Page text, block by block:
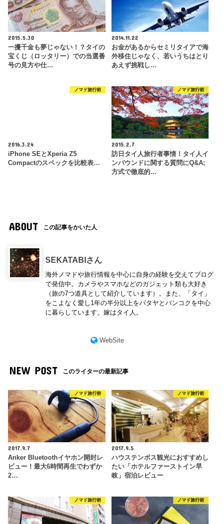
2015.5.30
一攫千金も夢じゃない！？タイの
宝くじ（ロッタリー）での当選番
号の見方や仕…
2014.11.22
お金があるからセミリタイアで海
外移住じゃなく、若いうちはとり
あえず挑戦し…
ノマド旅行術
2016.3.24
iPhone SEとXperia Z5
Compactのスペックを比較表…
ノマド旅行術
2015.2.7
訪日タイ人旅行者事情！タイ人イ
ンバウンドに関する質問にQ&A;
方式で徹底的…
ABOUT この記事をかいた人
SEKATABIさん
海外ノマドや旅行情報を中心に自身の経験を交えてブログ
で発信中。カメラやスマホなどのガジェット類も大好き
（旅の7つ道具として紹介しています）。また、「タイ」
をこよなく愛し1年の半分以上をパタヤとバンコクを中心
に暮らしています。嫁はタイ人。
WebSite
NEW POST このライターの最新記事
ノマド旅行術
2017.9.7
Anker Bluetoothイヤホン開封レ
ビュー！最大6時間再生でわずか
2…
ノマド旅行術
2017.9.5
ハウステンボス観光におすすめし
たい「ホテルファーストイン早
岐」宿泊レビュー
ノマド旅行術 ノマド旅行術